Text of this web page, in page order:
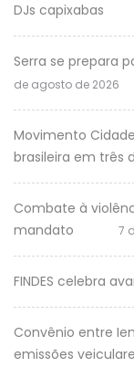
DJs capixabas
Serra se prepara
de agosto de 2026
Movimento
brasileira em três
Combate à
mandato
7
FINDES celebra
Convênio entre
emissões